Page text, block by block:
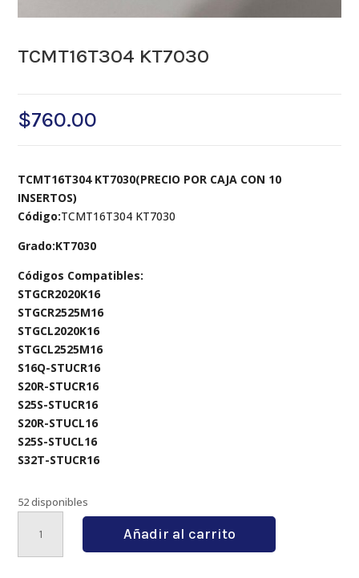
TCMT16T304 KT7030
$760.00
TCMT16T304 KT7030(PRECIO POR CAJA CON 10
INSERTOS)
Código:TCMT16T304 KT7030
Grado:KT7030
Códigos Compatibles:
STGCR2020K16
STGCR2525M16
STGCL2020K16
STGCL2525M16
S16Q-STUCR16
S20R-STUCR16
S25S-STUCR16
S20R-STUCL16
S25S-STUCL16
S32T-STUCR16
52 disponibles
TCMT16T304
KT7030
cantidad
Añadir al carrito